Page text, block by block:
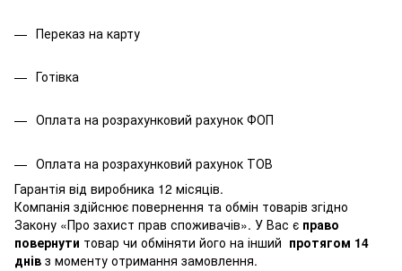
Переказ на карту
Готівка
Оплата на розрахунковий рахунок ФОП
Оплата на розрахунковий рахунок ТОВ
Гарантія від виробника 12 місяців.
Компанія здійснює повернення та обмін товарів згідно
Закону «Про захист прав споживачів». У Вас є право
повернути товар чи обміняти його на інший протягом 14
днів з моменту отримання замовлення.